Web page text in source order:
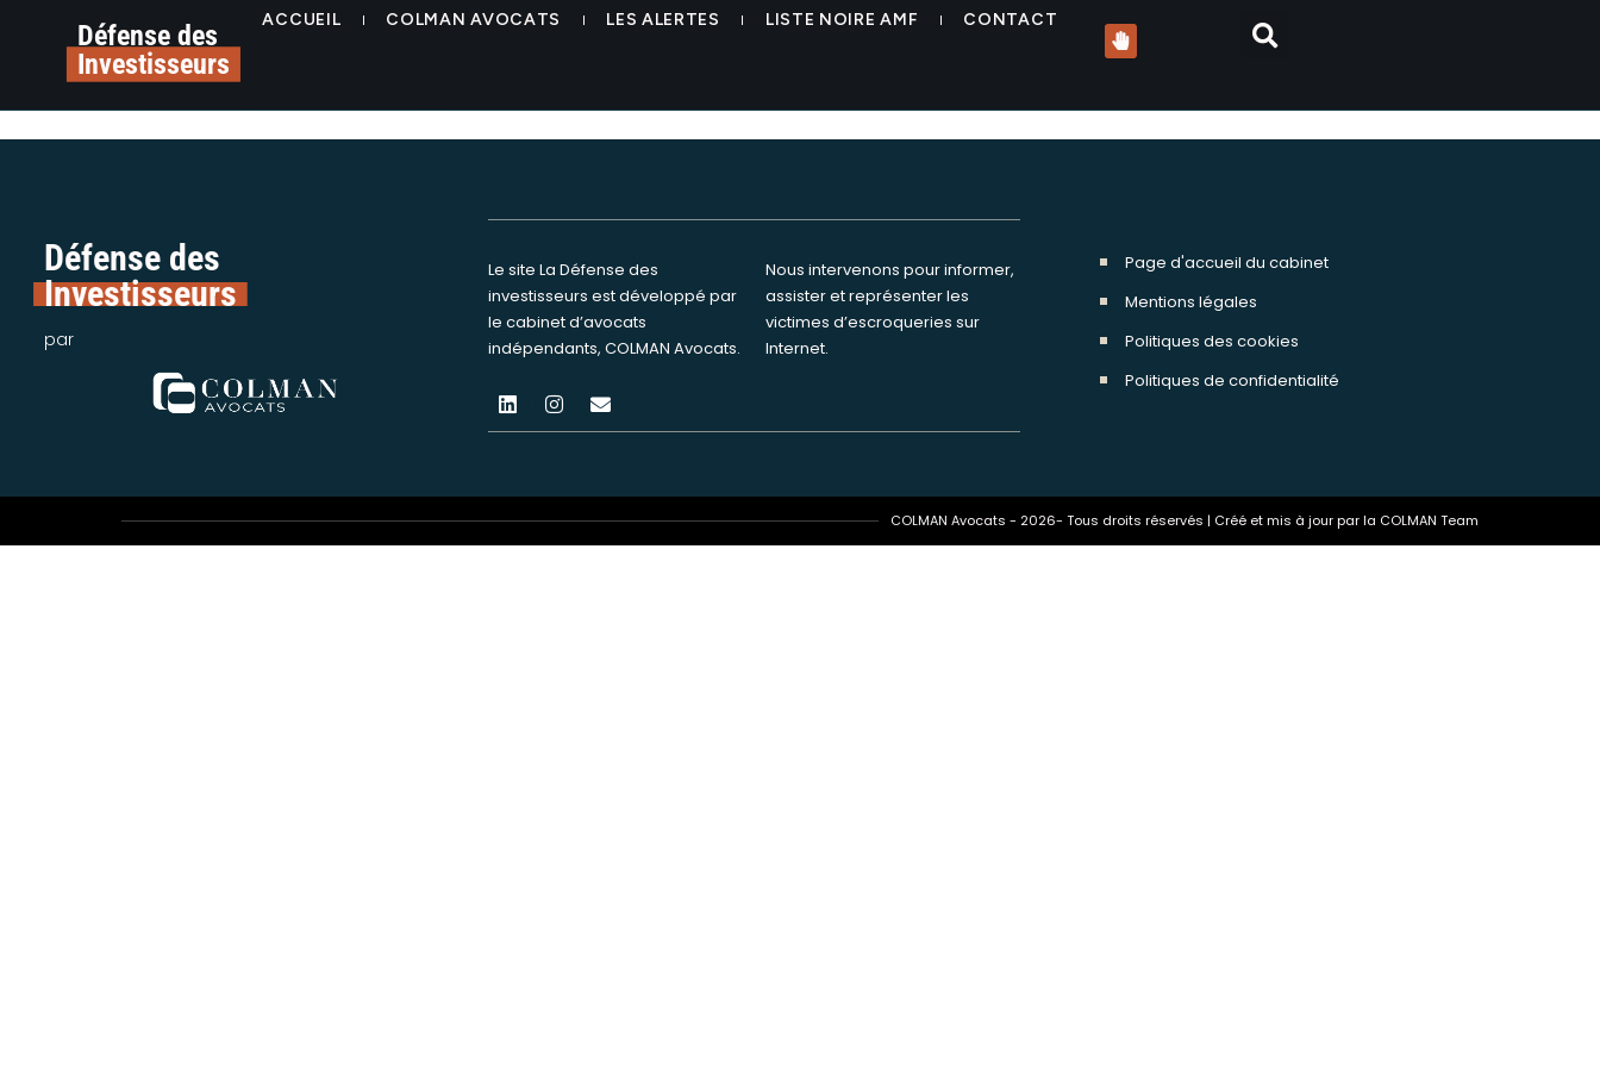
Défense des
Investisseurs
ACCUEIL COLMAN AVOCATS LES ALERTES LISTE NOIRE AMF CONTACT
image-20
Défense des
Investisseurs
par
Le site La Défense des
investisseurs est développé par
le cabinet d’avocats
indépendants, COLMAN Avocats.
Nous intervenons pour informer,
assister et représenter les
victimes d’escroqueries sur
Internet.
Page d'accueil du cabinet
Mentions légales
Politiques des cookies
Politiques de confidentialité
COLMAN Avocats - 2026- Tous droits réservés | Créé et mis à jour par la COLMAN Team